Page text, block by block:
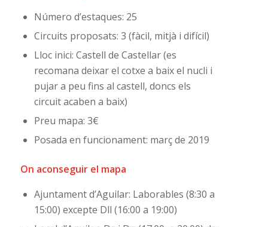
Número d’estaques: 25
Circuits proposats: 3 (fàcil, mitjà i difícil)
Lloc inici: Castell de Castellar (es
recomana deixar el cotxe a baix el nucli i
pujar a peu fins al castell, doncs els
circuit acaben a baix)
Preu mapa: 3€
Posada en funcionament: març de 2019
On aconseguir el mapa
Ajuntament d’Aguilar: Laborables (8:30 a
15:00) excepte Dll (16:00 a 19:00)